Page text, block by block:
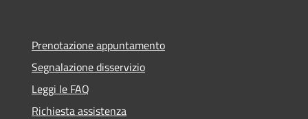
Prenotazione appuntamento
Segnalazione disservizio
Leggi le FAQ
Richiesta assistenza